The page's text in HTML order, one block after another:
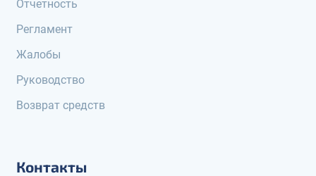
Отчетность
Регламент
Жалобы
Руководство
Возврат средств
Контакты